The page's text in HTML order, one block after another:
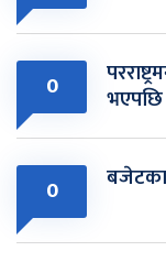
0 भएपछि
0